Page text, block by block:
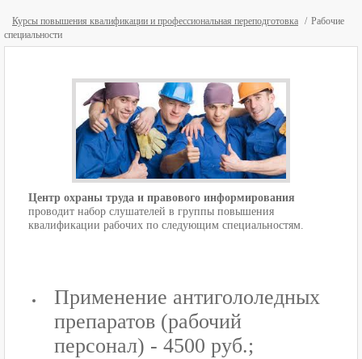
Курсы повышения квалификации и профессиональная переподготовка
Рабочие
специальности
Центр охраны труда и правового информирования
проводит набор слушателей в группы повышения
квалификации рабочих по следующим специальностям.
Применение антигололедных
препаратов (рабочий
персонал) - 4500 руб.;